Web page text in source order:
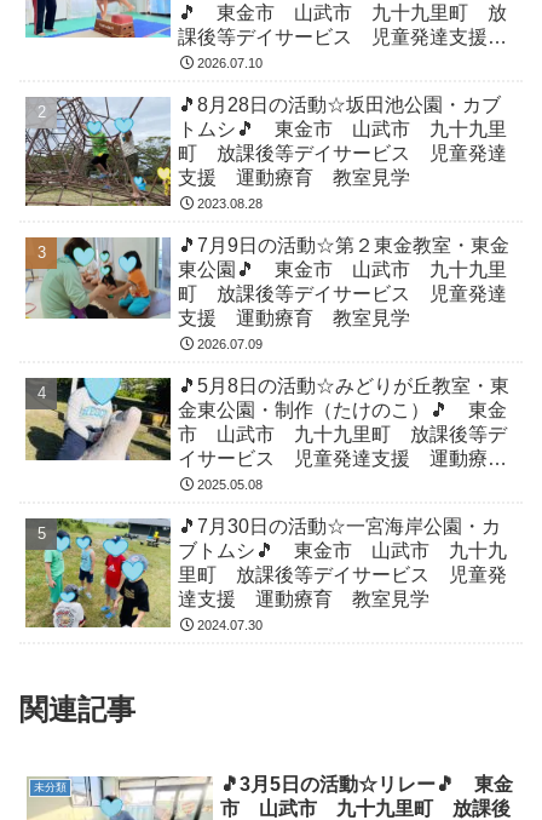
🎵 東金市 山武市 九十九里町 放
課後等デイサービス 児童発達支援
運動療育 教室見学
2026.07.10
🎵8月28日の活動☆坂田池公園・カブ
トムシ🎵 東金市 山武市 九十九里
町 放課後等デイサービス 児童発達
支援 運動療育 教室見学
2023.08.28
🎵7月9日の活動☆第２東金教室・東金
東公園🎵 東金市 山武市 九十九里
町 放課後等デイサービス 児童発達
支援 運動療育 教室見学
2026.07.09
🎵5月8日の活動☆みどりが丘教室・東
金東公園・制作（たけのこ）🎵 東金
市 山武市 九十九里町 放課後等デ
イサービス 児童発達支援 運動療
育 教室見学
2025.05.08
🎵7月30日の活動☆一宮海岸公園・カ
ブトムシ🎵 東金市 山武市 九十九
里町 放課後等デイサービス 児童発
達支援 運動療育 教室見学
2024.07.30
関連記事
未分類
🎵3月5日の活動☆リレー🎵 東金
市 山武市 九十九里町 放課後